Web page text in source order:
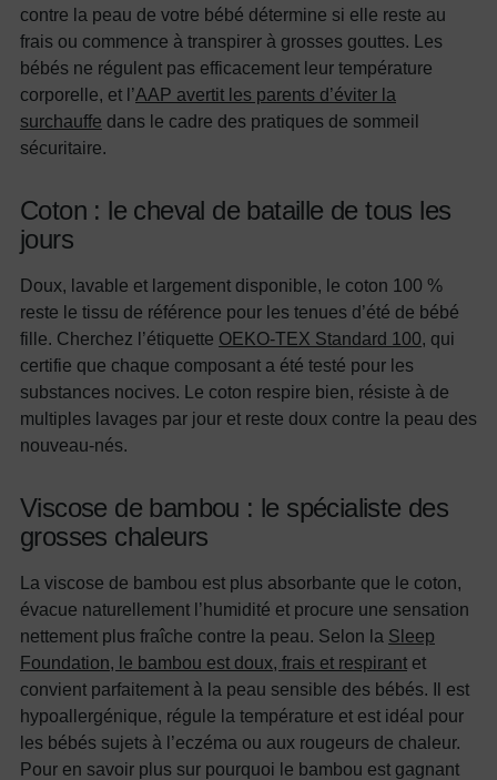
contre la peau de votre bébé détermine si elle reste au
frais ou commence à transpirer à grosses gouttes. Les
bébés ne régulent pas efficacement leur température
corporelle, et l’AAP avertit les parents d’éviter la
surchauffe dans le cadre des pratiques de sommeil
sécuritaire.
Coton : le cheval de bataille de tous les
jours
Doux, lavable et largement disponible, le coton 100 %
reste le tissu de référence pour les tenues d’été de bébé
fille. Cherchez l’étiquette OEKO-TEX Standard 100, qui
certifie que chaque composant a été testé pour les
substances nocives. Le coton respire bien, résiste à de
multiples lavages par jour et reste doux contre la peau des
nouveau-nés.
Viscose de bambou : le spécialiste des
grosses chaleurs
La viscose de bambou est plus absorbante que le coton,
évacue naturellement l’humidité et procure une sensation
nettement plus fraîche contre la peau. Selon la Sleep
Foundation, le bambou est doux, frais et respirant et
convient parfaitement à la peau sensible des bébés. Il est
hypoallergénique, régule la température et est idéal pour
les bébés sujets à l’eczéma ou aux rougeurs de chaleur.
Pour en savoir plus sur pourquoi le bambou est gagnant